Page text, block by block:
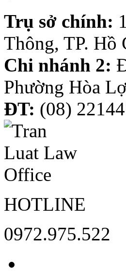
Trụ sở chính:
Thông, TP. Hồ
Chi nhánh 2:
Phường Hòa
ĐT: (08)
HOTLINE
0972.975.522